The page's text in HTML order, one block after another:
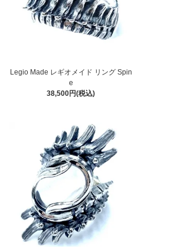
Legio Made レギオメイド リング Spin
e
38,500円(税込)